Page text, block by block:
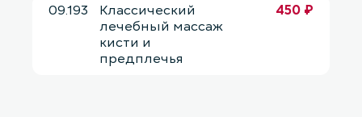
09.193
Классический
лечебный массаж
кисти и
предплечья
450 ₽